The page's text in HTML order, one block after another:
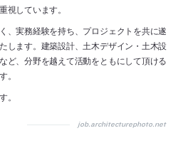
視しています。
、実務経験を持ち、プロジェクトを共に遂
します。建築設計、土木デザイン・土木設
ど、分野を越えて活動をともにして頂ける
。
。
job.architecturephoto.net